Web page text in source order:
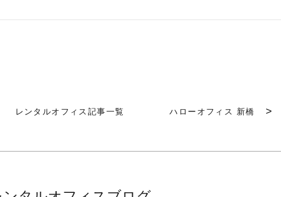
レンタルオフィス記事一覧 ハローオフィス 新橋